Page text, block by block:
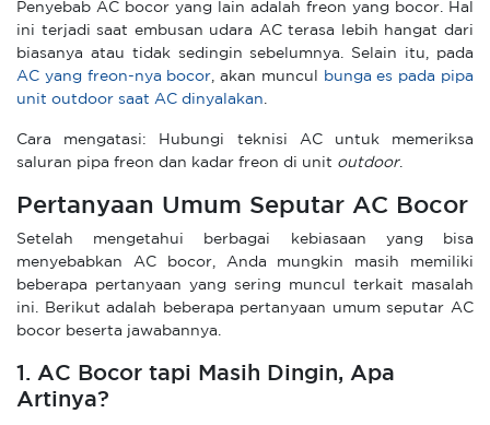
Penyebab AC bocor yang lain adalah freon yang bocor. Hal
ini terjadi saat embusan udara AC terasa lebih hangat dari
biasanya atau tidak sedingin sebelumnya. Selain itu, pada
AC yang freon-nya bocor , akan muncul
bunga es pada pipa
unit outdoor saat AC dinyalakan
Cara mengatasi: Hubungi teknisi AC untuk memeriksa
saluran pipa freon dan kadar freon di unit outdoor.
Pertanyaan Umum Seputar AC Bocor
Setelah mengetahui berbagai kebiasaan yang bisa
menyebabkan AC bocor, Anda mungkin masih memiliki
beberapa pertanyaan yang sering muncul terkait masalah
ini. Berikut adalah beberapa pertanyaan umum seputar AC
bocor beserta jawabannya.
1. AC Bocor tapi Masih Dingin, Apa
Artinya?